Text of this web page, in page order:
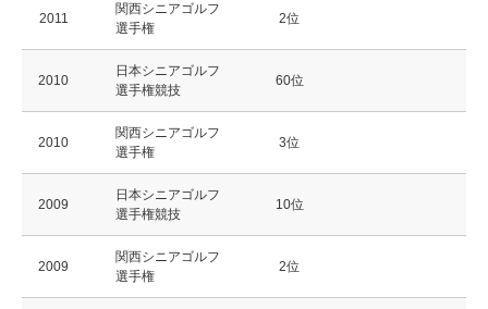
2011
関西シニアゴルフ
選手権
2位
2010
日本シニアゴルフ
選手権競技
60位
2010
関西シニアゴルフ
選手権
3位
2009
日本シニアゴルフ
選手権競技
10位
2009
関西シニアゴルフ
選手権
2位